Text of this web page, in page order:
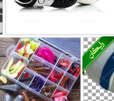
تصویر با کیفیت توپ فوتبال
و کفش
85